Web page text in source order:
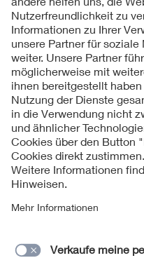
Kontakte
Service
Impressum
Datenschutzinformationen
Cookie Hinweise
Lieferantenportal